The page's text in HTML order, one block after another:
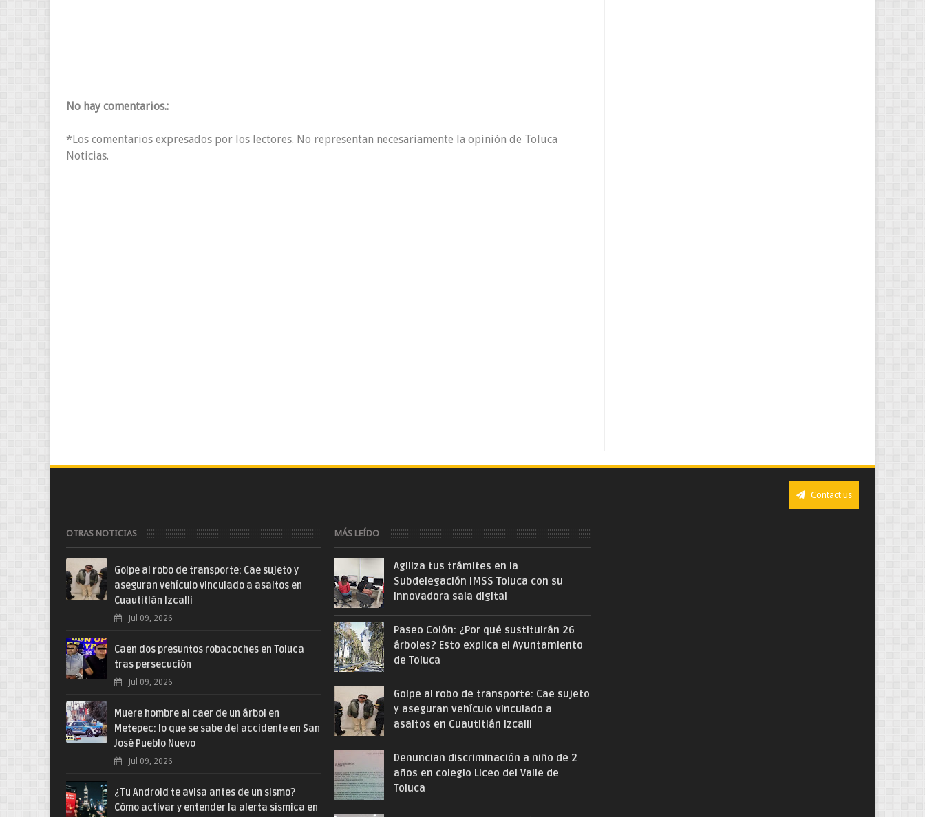
No hay comentarios.:
*Los comentarios expresados por los lectores. No representan necesariamente la opinión de Toluca
Noticias.
Contact us
OTRAS NOTICIAS
Golpe al robo de transporte: Cae sujeto y
aseguran vehículo vinculado a asaltos en
Cuautitlán Izcalli
Jul 09, 2026
Caen dos presuntos robacoches en Toluca
tras persecución
Jul 09, 2026
Muere hombre al caer de un árbol en
Metepec: lo que se sabe del accidente en San
José Pueblo Nuevo
Jul 09, 2026
¿Tu Android te avisa antes de un sismo?
Cómo activar y entender la alerta sísmica en
MÁS LEÍDO
Agiliza tus trámites en la
Subdelegación IMSS Toluca con su
innovadora sala digital
Paseo Colón: ¿Por qué sustituirán 26
árboles? Esto explica el Ayuntamiento
de Toluca
Golpe al robo de transporte: Cae sujeto
y aseguran vehículo vinculado a
asaltos en Cuautitlán Izcalli
Denuncian discriminación a niño de 2
años en colegio Liceo del Valle de
Toluca